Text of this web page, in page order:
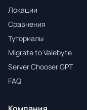
Локации
Сравнения
Туториалы
Migrate to Valebyte
Server Chooser GPT
FAQ